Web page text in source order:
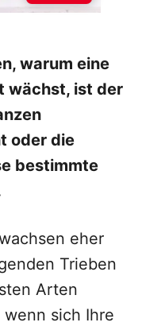
warum eine
wächst, ist der
oder die
bestimmte
eher
Trieben
Arten
sich Ihre